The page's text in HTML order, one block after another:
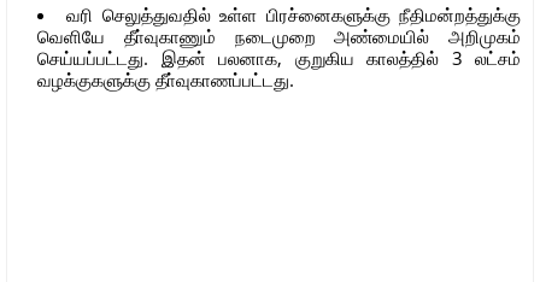
வரி செலுத்துவதில் உள்ள பிரச்னைகளுக்கு நீதிமன்றத்துக்கு
வெளியே தீா்வுகாணும் நடைமுறை அண்மையில் அறிமுகம்
செய்யப்பட்டது. இதன் பலனாக, குறுகிய காலத்தில் 3 லட்சம்
வழக்குகளுக்கு தீா்வுகாணப்பட்டது.